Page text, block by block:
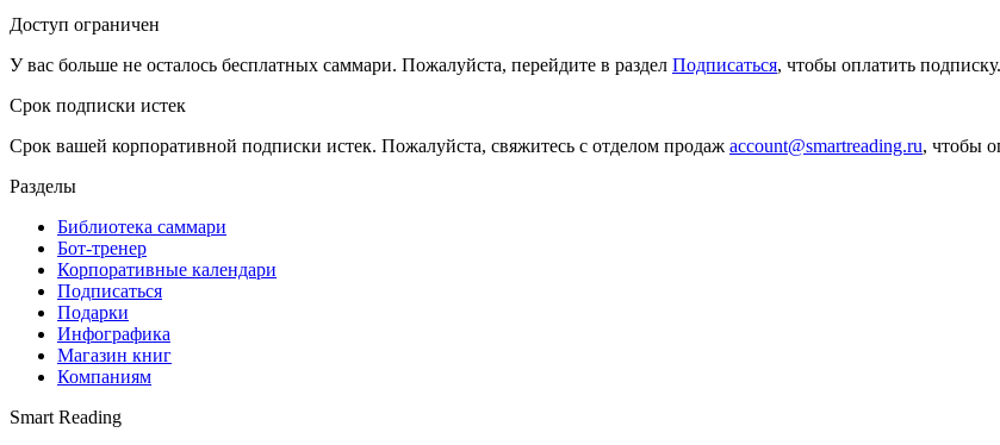
Доступ ограничен
У вас больше не осталось бесплатных саммари. Пожалуйста, перейдите в раздел Подписаться, чтобы оплатить подписку.
Срок подписки истек
Срок вашей корпоративной подписки истек. Пожалуйста, свяжитесь с отделом продаж account@smartreading.ru, чтобы
Разделы
Библиотека саммари
Бот-тренер
Корпоративные календари
Подписаться
Подарки
Инфографика
Магазин книг
Компаниям
Smart Reading